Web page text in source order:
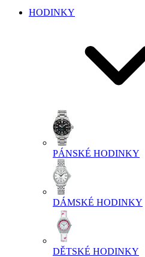
HODINKY
PÁNSKÉ HODINKY
DÁMSKÉ HODINKY
DĚTSKÉ HODINKY